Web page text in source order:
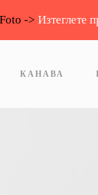
-> Изтеглете
КАНАВА